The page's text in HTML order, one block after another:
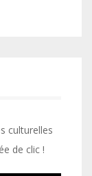
culturelles
de clic !